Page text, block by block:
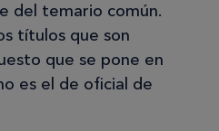
del temario común.
títulos que son
que se pone en
es el de oficial de